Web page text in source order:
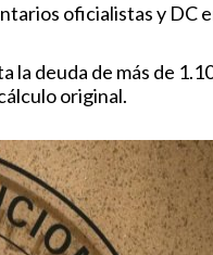
oficialistas y DC
la deuda de más de
original.